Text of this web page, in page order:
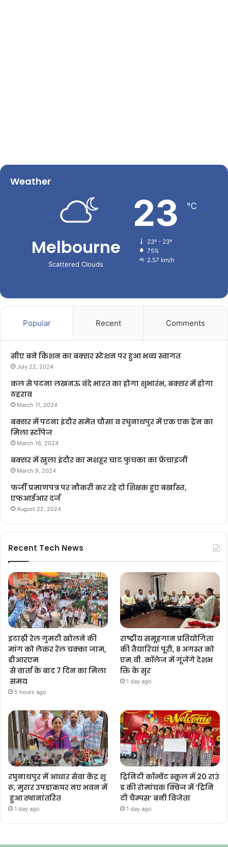
Weather
Melbourne
Scattered Clouds
23 ℃
23º - 23º
75%
2.57 km/h
Popular Recent Comments
सीए बने किशन का बक्सर स्टेशन पर हुआ भव्य स्वागत
July 22, 2024
कल से पटना लखनऊ वंदे भारत का होगा शुभारंभ, बक्सर में होगा
ठहराव
March 11, 2024
बक्सर में पटना इंदौर समेत चौसा व रघुनाथपुर में एक एक ट्रेन का
मिला स्टॉपेज
March 16, 2024
बक्सर में खुला इंदौर का मशहूर चाट फुचका का फ्रेंचाइजी
March 9, 2024
फर्जी प्रमाणपत्र पर नौकरी कर रहे दो शिक्षक हुए बर्खास्त,
एफआईआर दर्ज
August 22, 2024
Recent Tech News
इटाढ़ी रेल गुमटी खोलने की
मांग को लेकर रेल चक्का जाम,
डीआरएम
से वार्ता के बाद 7 दिन का मिला
समय
5 hours ago
राष्ट्रीय समूहगान प्रतियोगिता
की तैयारियां पूरी, 8 अगस्त को
एम.वी. कॉलेज में गूंजेंगे देशभ
क्ति के सुर
1 day ago
रघुनाथपुर में आधार सेवा केंद्र शु
रू, मुरार उपडाकघर नए भवन में
हुआ स्थानांतरित
1 day ago
ट्रिनिटी कॉन्वेंट स्कूल में 20 राउं
ड की रोमांचक क्विज में ‘ट्रिनि
टी चैम्पस’ बनी विजेता
1 day ago